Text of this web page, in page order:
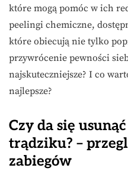
które mogą pomóc w ich
peelingi chemiczne,
które obiecują nie tylko
przywrócenie pewności
najskuteczniejsze? I co
najlepsze?
Czy da się
trądziku? –
zabiegów